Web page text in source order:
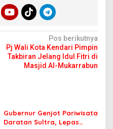
Pos berikutnya
Pj Wali Kota Kendari Pimpin
Takbiran Jelang Idul Fitri di
Masjid Al-Mukarrabun
Gubernur Genjot Pariwisata
Daratan Sultra, Lepas